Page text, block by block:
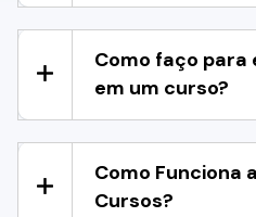
Como faço
em um curso?
Como Funciona
Cursos?